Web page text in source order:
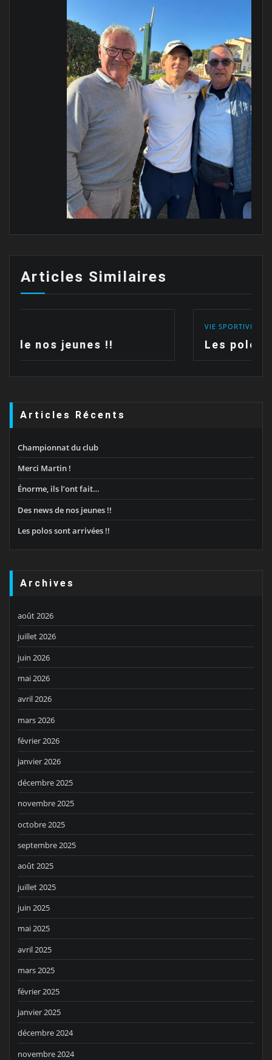
Articles Similaires
Les polos sont arrivées !!
Articles Récents
Championnat du club
Merci Martin !
Énorme, ils l’ont fait…
Des news de nos jeunes !!
Les polos sont arrivées !!
Archives
août 2026
juillet 2026
juin 2026
mai 2026
avril 2026
mars 2026
février 2026
janvier 2026
décembre 2025
novembre 2025
octobre 2025
septembre 2025
août 2025
juillet 2025
juin 2025
mai 2025
avril 2025
mars 2025
février 2025
janvier 2025
décembre 2024
novembre 2024